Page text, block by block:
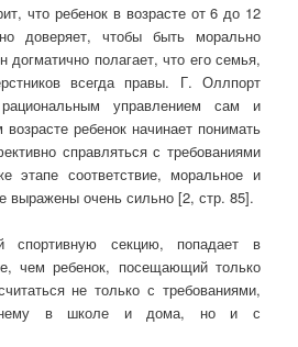
что ребенок в возрасте от 6 до 12
доверяет, чтобы быть морально
догматично полагает, что его семья,
всегда правы. Г. Оллпорт
управлением сам и
ребенок начинает понимать
справляться с требованиями
этапе соответствие, моральное и
выражены очень сильно [2, стр. 85].
спортивную секцию, попадает в
чем ребенок, посещающий только
не только с требованиями,
нему в школе и дома, но и с